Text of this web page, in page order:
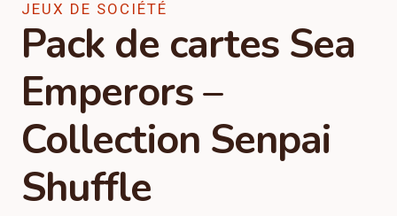
JEUX DE SOCIÉTÉ
Pack de cartes Sea
Emperors –
Collection Senpai
Shuffle